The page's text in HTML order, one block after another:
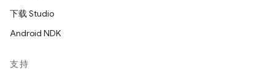
下载 Studio
Android NDK
支持